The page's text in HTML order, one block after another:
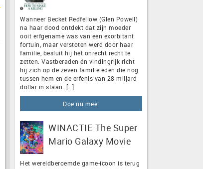
Wanneer Becket Redfellow (Glen Powell)
na haar dood ontdekt dat zijn moeder
ooit erfgename was van een exorbitant
fortuin, maar verstoten werd door haar
familie, besluit hij het onrecht recht te
zetten. Vastberaden én vindingrijk richt
hij zich op de zeven familieleden die nog
tussen hem en de erfenis van 28 miljard
dollar in staan. […]
Doe nu mee!
WINACTIE The Super
Mario Galaxy Movie
Het wereldberoemde game-icoon is terug